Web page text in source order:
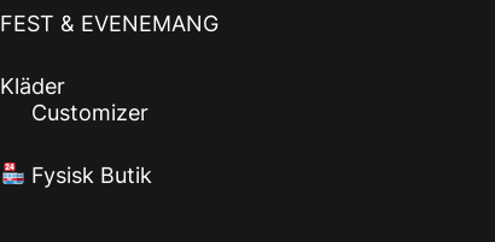
FEST & EVENEMANG
Kläder
Customizer
Fysisk Butik